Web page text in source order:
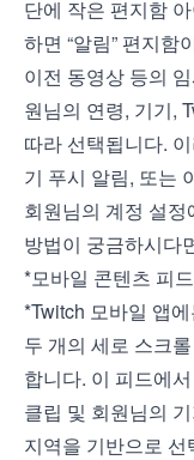
단에 작은 편지함
하면 “알림” 편지함
이전 동영상 등의
원님의 연령, 기기,
따라 선택됩니다.
기 푸시 알림, 또는
회원님의 계정 설
방법이 궁금하시다
*모바일 콘텐츠 피드
*Twitch 모바일 앱
두 개의 세로 스크
합니다. 이 피드에
클립 및 회원님의
지역을 기반으로